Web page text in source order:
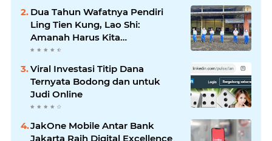
Dua Tahun Wafatnya Pendiri
Ling Tien Kung, Lao Shi:
Amanah Harus Kita
Laksanakan!
Viral Investasi Titip Dana
Ternyata Bodong dan untuk
Judi Online
JakOne Mobile Antar Bank
Jakarta Raih Digital Excellence